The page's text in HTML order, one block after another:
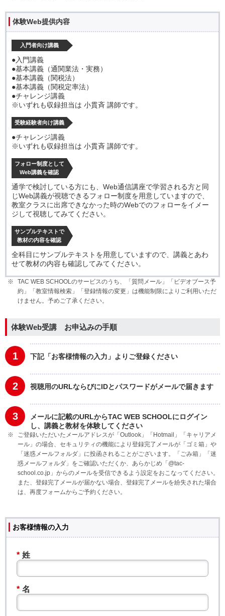
体験Web提供内容
入門者向け講義
●入門講義
●基本講義（通関業法・実務）
●基本講義（関税法）
●基本講義（関税定率法）
●チャレンジ講義
※いずれも収録担当は 小貫斉 講師です。
受験経験者向け講義
●チャレンジ講義
※いずれも収録担当は 小貫斉 講師です。
フォロー制度として
Web講義を確認
通学で検討している方にも、Web通信講座で学習される方と同
じWeb講義が視聴できるフォロー制度を用意していますので、
教室クラスに出席できなかった時のWebでのフォローをイメー
ジして視聴してみてください。
サンプルテキストで
教材の内容を確認
全科目にサンプルテキストを用意していますので、講義とあわ
せて教材の内容も確認してみてください。
TAC WEB SCHOOLのサービスのうち、「質問メール」「ビデオブース予
約」「教室情報検索」「登録情報の変更」は機能制限によりご利用いただ
けません。予めご了承ください。
体験Web受講 お申込みの手順
1 下記「お客様情報の入力」よりご登録ください
2 視聴用のURLならびにIDとパスワードがメールで届きます
3
メールに記載のURLからTAC WEB SCHOOLにログイン
し、講義と教材を体験してください
ご登録いただいたメールアドレスが「Outlook」「Hotmail」「キャリアメ
ール」の場合、セキュリティの機能により登録完了メールが「ゴミ箱」や
「迷惑メールフォルダ」に投函されることがございます。「ごみ箱」「迷
惑メールフォルダ」をご確認いただくか、あらかじめ「@tac-
school.co.jp」からのメールを受信できるよう設定をおこなってください。
また、登録完了メールが届かない場合、登録完了メールを紛失された場合
は、再度フォームからご予約ください。
お客様情報の入力
* 姓
* 名